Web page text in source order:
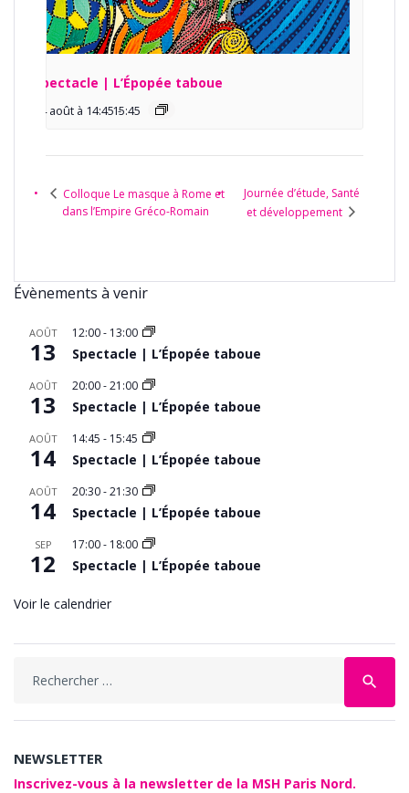
Spectacle | L’Épopée taboue
14 août à 14:45 -
15:45
Colloque Le masque à Rome et
dans l’Empire Gréco-Romain
Journée d’étude, Santé
et développement
Évènements à venir
AOÛT
13
12:00- 13:00
Spectacle | L’Épopée taboue
AOÛT
13
20:00-21:00
Spectacle | L’Épopée taboue
AOÛT
14
14:45 - 15:45
Spectacle | L’Épopée taboue
AOÛT
14
20:30-21:30
Spectacle | L’Épopée taboue
SEP
12
17:00- 18:00
Spectacle | L’Épopée taboue
Voir le calendrier
search
NEWSLETTER
Inscrivez-vous à la newsletter de la MSH Paris Nord.